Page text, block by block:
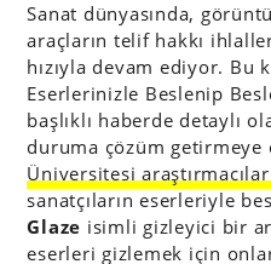
Sanat dünyasında,
araçların telif hakkı
hızıyla devam ediyor. Bu
Eserlerinizle Beslenip
başlıklı haberde detaylı
duruma çözüm getirmeye
Üniversitesi
sanatçıların eserleriyle
Glaze isimli gizleyici bir
eserleri gizlemek için